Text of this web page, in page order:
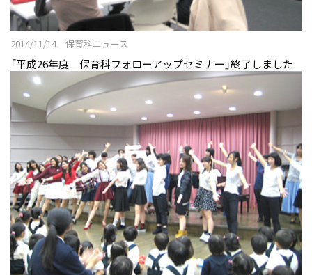
2014/11/14 保育科ニュース
「平成26年度 保育科フォローアップセミナー」終了しました